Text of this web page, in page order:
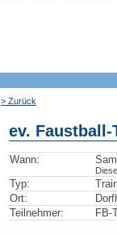
> Zurück
ev. Faustball-
Wann:
Typ:
Ort:
Teilnehmer:
FB-